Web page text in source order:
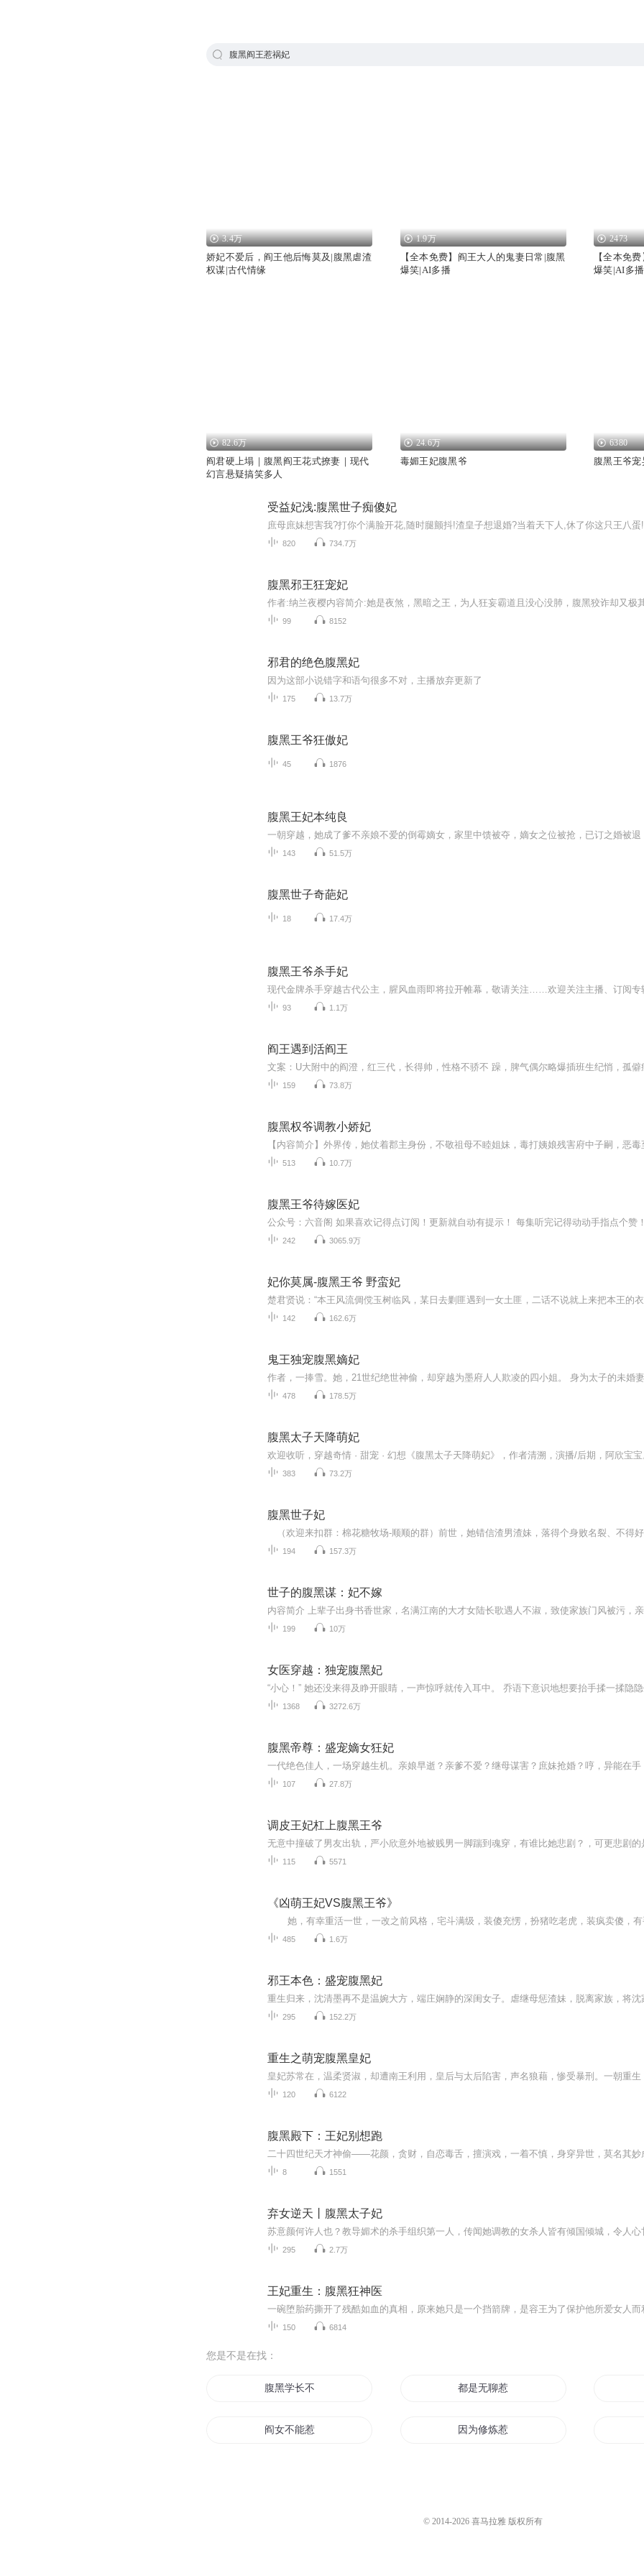
腹黑阎王惹祸妃
3.4万
娇妃不爱后，阎王他后悔莫及|腹黑虐渣
权谋|古代情缘
1.9万
【全本免费】阎王大人的鬼妻日常|腹黑
爆笑|AI多播
2473
【全本免
爆笑|AI多播
82.6万
阎君硬上塌｜腹黑阎王花式撩妻｜现代
幻言悬疑搞笑多人
24.6万
毒媚王妃腹黑爷
6380
腹黑王爷宠
受益妃浅:腹黑世子痴傻妃
820 734.7万
腹黑邪王狂宠妃
99 8152
邪君的绝色腹黑妃
因为这部小说错字和语句很多不对，主播放弃更新了
175 13.7万
腹黑王爷狂傲妃
45 1876
腹黑王妃本纯良
143 51.5万
腹黑世子奇葩妃
18 17.4万
腹黑王爷杀手妃
93 1.1万
阎王遇到活阎王
159 73.8万
腹黑权爷调教小娇妃
513 10.7万
腹黑王爷待嫁医妃
242 3065.9万
妃你莫属-腹黑王爷 野蛮妃
142 162.6万
鬼王独宠腹黑嫡妃
478 178.5万
腹黑太子天降萌妃
383 73.2万
腹黑世子妃
194 157.3万
世子的腹黑谋：妃不嫁
199 10万
女医穿越：独宠腹黑妃
1368 3272.6万
腹黑帝尊：盛宠嫡女狂妃
107 27.8万
调皮王妃杠上腹黑王爷
115 5571
《凶萌王妃VS腹黑王爷》
485 1.6万
邪王本色：盛宠腹黑妃
295 152.2万
重生之萌宠腹黑皇妃
120 6122
腹黑殿下：王妃别想跑
8 1551
弃女逆天丨腹黑太子妃
295 2.7万
王妃重生：腹黑狂神医
150 6814
您是不是在找：
腹黑学长不好惹 都是无聊惹的祸
阎女不能惹 因为修炼惹的祸
© 2014-2026 喜马拉雅 版权所有